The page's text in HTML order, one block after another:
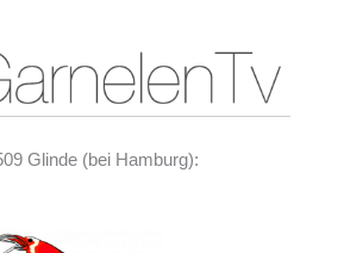
Glinde (bei Hamburg):